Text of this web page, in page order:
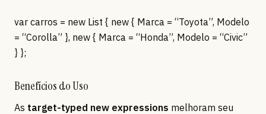
var carros = new List { new { Marca = “Toyota”, Modelo
= “Corolla” }, new { Marca = “Honda”, Modelo = “Civic”
} };
Benefícios do Uso
As target-typed new expressions melhoram seu